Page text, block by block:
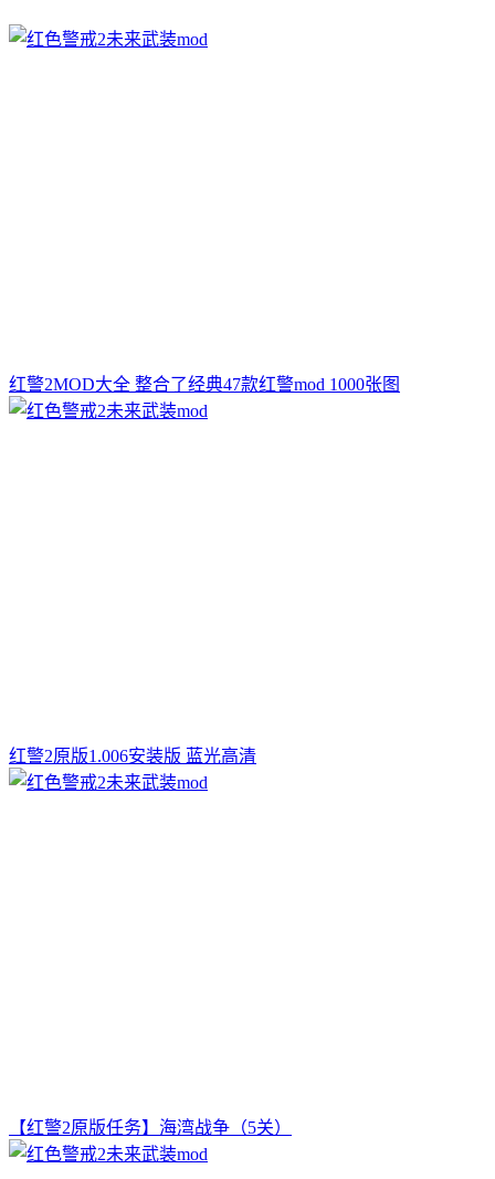
红警2MOD大全 整合了经典47款红警mod 1000张图
红警2原版1.006安装版 蓝光高清
【红警2原版任务】海湾战争（5关）